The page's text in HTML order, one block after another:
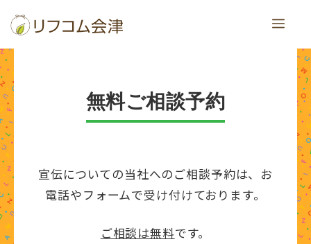
ン
テ
ン
ツ
へ
ス
キ
ッ
プ
メ
無料ご相談予約
宣伝についての当社へのご相談予約は、お
電話やフォームで受け付けております。
ご相談は無料です。